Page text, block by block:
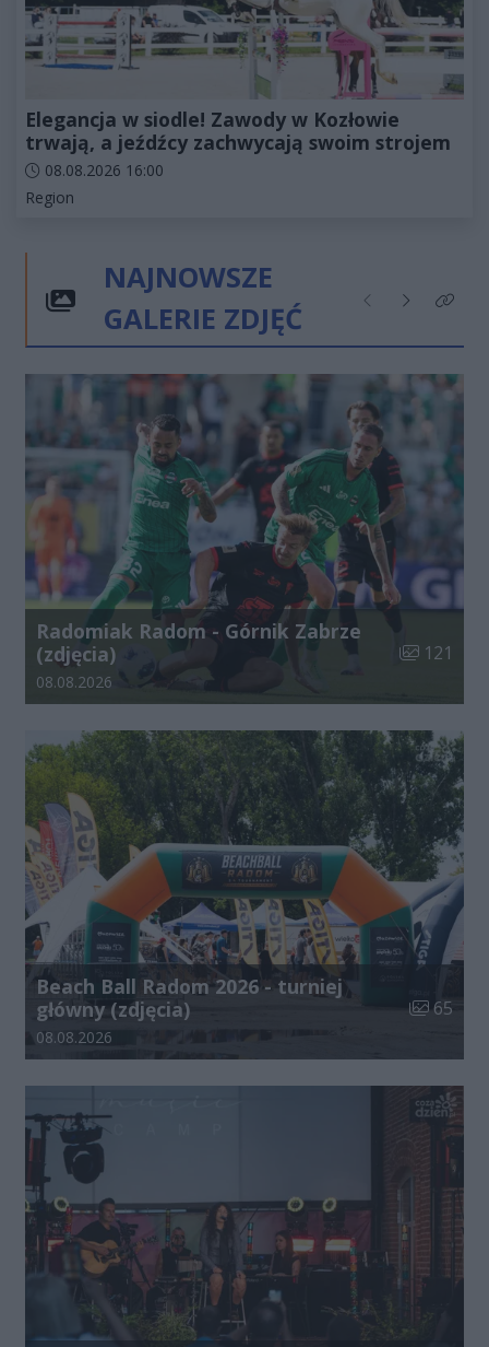
Elegancja w siodle! Zawody w Kozłowie
trwają, a jeźdźcy zachwycają swoim strojem
Data dodania artykułu:
08.08.2026 16:00
Kategorie artykułu:
Region
NAJNOWSZE
GALERIE ZDJĘĆ
Poprzednie
NastępneKliknij
Radomiak Radom - Górnik Zabrze
(zdjęcia)
Liczba
121
Data dodania galerii:
08.08.2026
Beach Ball Radom 2026 - turniej
główny (zdjęcia)
Liczba
65
Data dodania galerii:
08.08.2026